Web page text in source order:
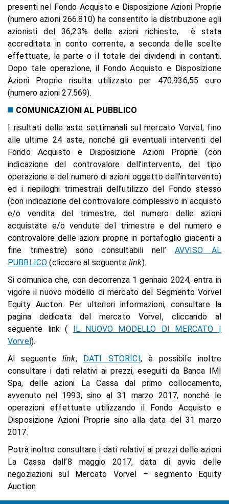
presenti nel Fondo Acquisto e Disposizione Azioni Proprie
(numero azioni 266.810) ha consentito la distribuzione agli
azionisti del 36,23% delle azioni richieste, è stata
accreditata in conto corrente, a seconda delle scelte
effettuate, la parte o il totale dei dividendi in contanti.
Dopo tale operazione, il Fondo Acquisto e Disposizione
Azioni Proprie risulta utilizzato per 470.936,55 euro
(numero azioni 27.569).
COMUNICAZIONI AL PUBBLICO
I risultati delle aste settimanali sul mercato Vorvel, fino
alle ultime 24 aste, nonché gli eventuali interventi del
Fondo Acquisto e Disposizione Azioni Proprie (con
indicazione del controvalore dell’intervento, del tipo
operazione e del numero di azioni oggetto dell’intervento)
ed i riepiloghi trimestrali dell’utilizzo del Fondo stesso
(con indicazione del controvalore complessivo in acquisto
e/o vendita del trimestre, del numero delle azioni
acquistate e/o vendute del trimestre e del numero e
controvalore delle azioni proprie in portafoglio giacenti a
fine trimestre) sono consultabili nell’ AVVISO AL
PUBBLICO (cliccare al seguente link).
Si comunica che, con decorrenza 1 gennaio 2024, entra in
vigore il nuovo modello di mercato del Segmento Vorvel
Equity Aucton. Per ulteriori informazioni, consultare la
pagina dedicata del mercato Vorvel, cliccando al
seguente link ( IL NUOVO MODELLO DI MERCATO |
Vorvel).
Al seguente link, DATI STORICI, è possibile inoltre
consultare i dati relativi ai prezzi, eseguiti da Banca IMI
Spa, delle azioni La Cassa dal primo collocamento,
avvenuto nel 1993, sino al 31 marzo 2017, nonché le
operazioni effettuate utilizzando il Fondo Acquisto e
Disposizione Azioni Proprie sino alla data del 31 marzo
2017.
Potrà inoltre consultare i dati relativi ai prezzi delle azioni
La Cassa dall’8 maggio 2017, data di avvio delle
negoziazioni sul Mercato Vorvel – segmento Equity
Auction